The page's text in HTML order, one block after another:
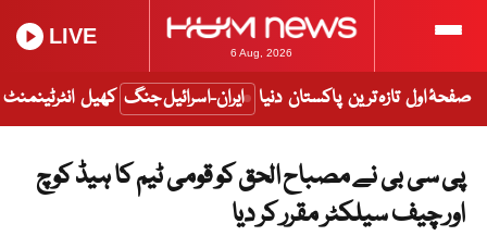
6 Aug, 2026
LIVE
صفحۂ اول تازہ ترین پاکستان دنیا ایران-اسرائیل جنگ کھیل انٹرٹینمنٹ
پی سی بی نے مصباح الحق کو قومی ٹیم کا ہیڈ کوچ
اور چیف سیلکٹر مقرر کر دیا